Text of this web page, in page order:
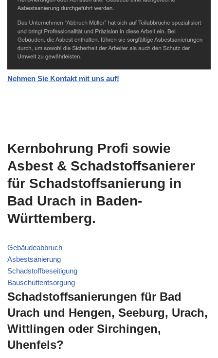
Nehmen Sie Kontakt mit uns auf!
Kernbohrung Profi sowie
Asbest & Schadstoffsanierer
für Schadstoffsanierung in
Bad Urach in Baden-
Württemberg.
Gebäudeabbruch
Asbestsanierung
Schadstoffbeseitigung
Bauschuttentsorgung
Schadstoffsanierungen für Bad
Urach und Hengen, Seeburg, Urach,
Wittlingen oder Sirchingen,
Uhenfels?